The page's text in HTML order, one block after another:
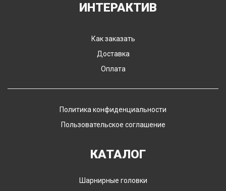
ИНТЕРАКТИВ
Как заказать
Доставка
Оплата
Политика конфиденциальности
Пользовательское соглашение
КАТАЛОГ
Шарнирные головки